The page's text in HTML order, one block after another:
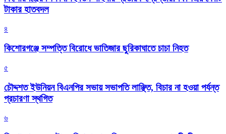
টাকার হাতবদল
৪
কিশোরগঞ্জে সম্পত্তি বিরোধে ভাতিজার ছুরিকাঘাতে চাচা নিহত
৫
চৌদ্দশত ইউনিয়ন বিএনপির সভায় সভাপতি লাঞ্ছিত, বিচার না হওয়া পর্যন্ত
প্রচারণা স্থগিত
৬